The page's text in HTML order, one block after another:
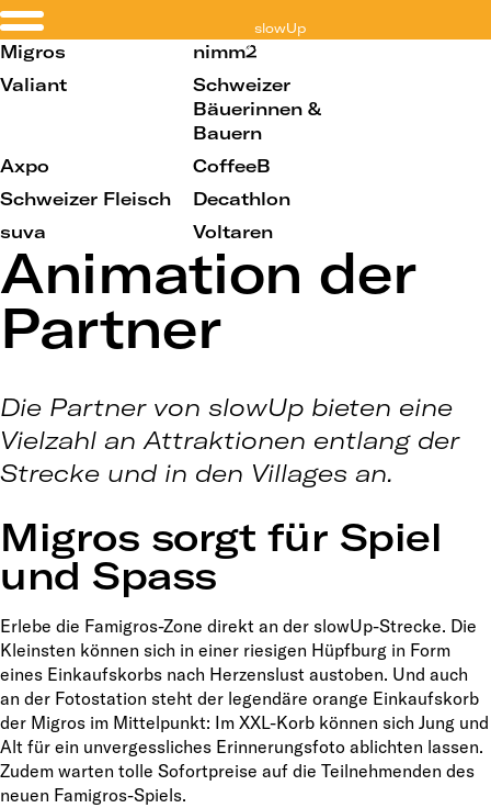
slowUp
Zürichsee
Migros
nimm2
Valiant
Schweizer
Bäuerinnen &
Bauern
Axpo
CoffeeB
Schweizer Fleisch
Decathlon
suva
Voltaren
Animation der
Partner
Die Partner von slowUp bieten eine
Vielzahl an Attraktionen entlang der
Strecke und in den Villages an.
Migros sorgt für Spiel
und Spass
Erlebe die Famigros-Zone direkt an der slowUp-Strecke. Die
Kleinsten können sich in einer riesigen Hüpfburg in Form
eines Einkaufskorbs nach Herzenslust austoben. Und auch
an der Fotostation steht der legendäre orange Einkaufskorb
der Migros im Mittelpunkt: Im XXL-Korb können sich Jung und
Alt für ein unvergessliches Erinnerungsfoto ablichten lassen.
Zudem warten tolle Sofortpreise auf die Teilnehmenden des
neuen Famigros-Spiels.